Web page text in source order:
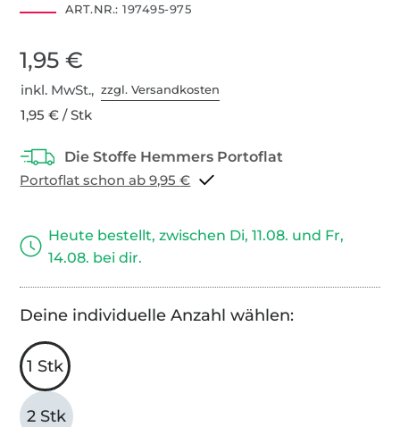
ART.NR.: 197495-975
1,95 €
inkl. MwSt.,zzgl. Versandkosten
1,95 € / Stk
Portoflat schon ab 9,95 €
Heute bestellt, zwischen Di, 11.08. und Fr,
14.08. bei dir.
Deine individuelle Anzahl wählen:
1 Stk
2 Stk